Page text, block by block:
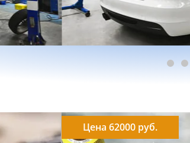
Цена 62000 руб.